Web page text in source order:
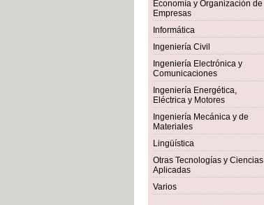
Economía y Organización de
Empresas
Informática
Ingeniería Civil
Ingeniería Electrónica y
Comunicaciones
Ingeniería Energética,
Eléctrica y Motores
Ingeniería Mecánica y de
Materiales
Lingüística
Otras Tecnologías y Ciencias
Aplicadas
Varios